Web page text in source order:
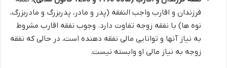
فرزندان و اقارب واجب النفقه (پدر و مادر، پدربزرگ و مادربزرگ،
نوه ها) با نفقه زوجه تفاوت دارد. وجوب نفقه اقارب مشروط
به نیاز آنها و توانایی مالی نفقه دهنده است، در حالی که نفقه
زوجه به نیاز مالی او وابسته نیست.